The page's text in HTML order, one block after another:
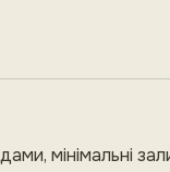
мінімальні